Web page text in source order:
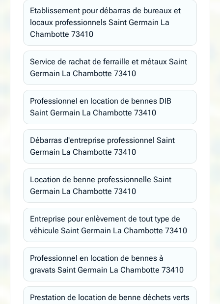
Etablissement pour débarras de bureaux et
locaux professionnels Saint Germain La
Chambotte 73410
Service de rachat de ferraille et métaux Saint
Germain La Chambotte 73410
Professionnel en location de bennes DIB
Saint Germain La Chambotte 73410
Débarras d'entreprise professionnel Saint
Germain La Chambotte 73410
Location de benne professionnelle Saint
Germain La Chambotte 73410
Entreprise pour enlèvement de tout type de
véhicule Saint Germain La Chambotte 73410
Professionnel en location de bennes à
gravats Saint Germain La Chambotte 73410
Prestation de location de benne déchets verts